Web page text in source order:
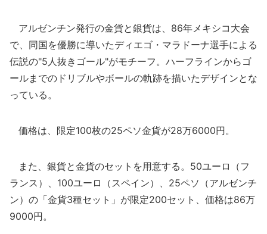
アルゼンチン発行の金貨と銀貨は、86年メキシコ大会
で、同国を優勝に導いたディエゴ・マラドーナ選手による
伝説の"5人抜きゴール"がモチーフ。ハーフラインからゴ
ールまでのドリブルやボールの軌跡を描いたデザインとな
っている。
価格は、限定100枚の25ペソ金貨が28万6000円。
また、銀貨と金貨のセットを用意する。50ユーロ（フ
ランス）、100ユーロ（スペイン）、25ペソ（アルゼンチ
ン）の「金貨3種セット」が限定200セット、価格は86万
9000円。